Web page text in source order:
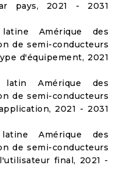
pays, 2021 - 2031
Amérique des
de semi-conducteurs
d'équipement, 2021
latin Amérique des
de semi-conducteurs
2021 - 2031
Amérique des
de semi-conducteurs
final, 2021 -